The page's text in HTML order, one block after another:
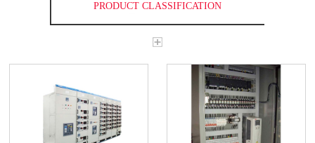
PRODUCT CLASSIFICATION